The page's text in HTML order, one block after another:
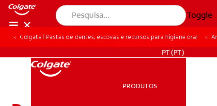
Toggle
PT (PT)
PRODUTOS
Colgate | Pastas de dentes, escovas e recursos para higiene oral